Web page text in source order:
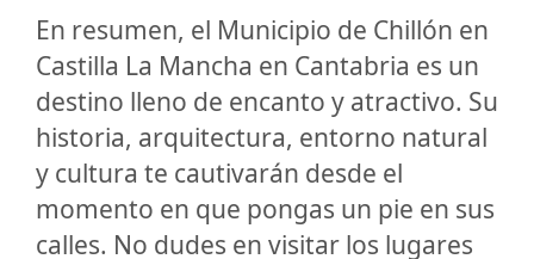
En resumen, el Municipio de Chillón en
Castilla La Mancha en Cantabria es un
destino lleno de encanto y atractivo. Su
historia, arquitectura, entorno natural
y cultura te cautivarán desde el
momento en que pongas un pie en sus
calles. No dudes en visitar los lugares